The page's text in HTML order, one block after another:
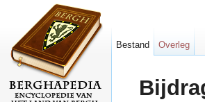
Bestand Overleg